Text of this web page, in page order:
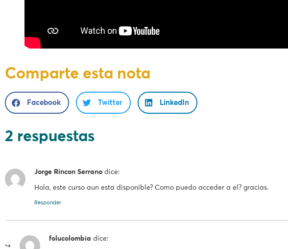
Comparte esta nota
Facebook Twitter LinkedIn
2 respuestas
Jorge Rincon Serrano dice:
Hola, este curso aun esta disponible? Como puedo acceder a el? gracias.
Responder
folucolombia dice: